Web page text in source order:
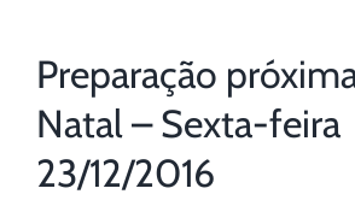
Preparação
Natal – Sexta-feira
23/12/2016